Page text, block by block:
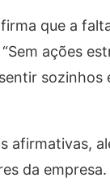
que a
ações
sozinhos
afirmativas,
da